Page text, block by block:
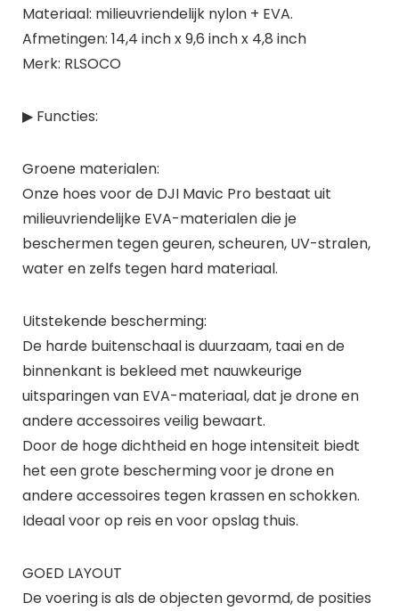
Materiaal: milieuvriendelijk nylon + EVA.
Afmetingen: 14,4 inch x 9,6 inch x 4,8 inch
Merk: RLSOCO
▶ Functies:
Groene materialen:
Onze hoes voor de DJI Mavic Pro bestaat uit
milieuvriendelijke EVA-materialen die je
beschermen tegen geuren, scheuren, UV-stralen,
water en zelfs tegen hard materiaal.
Uitstekende bescherming:
De harde buitenschaal is duurzaam, taai en de
binnenkant is bekleed met nauwkeurige
uitsparingen van EVA-materiaal, dat je drone en
andere accessoires veilig bewaart.
Door de hoge dichtheid en hoge intensiteit biedt
het een grote bescherming voor je drone en
andere accessoires tegen krassen en schokken.
Ideaal voor op reis en voor opslag thuis.
GOED LAYOUT
De voering is als de objecten gevormd, de posities